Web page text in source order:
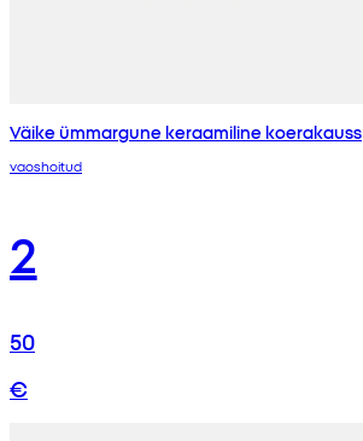
Väike ümmargune keraamiline koerakauss
vaoshoitud
2
50
€